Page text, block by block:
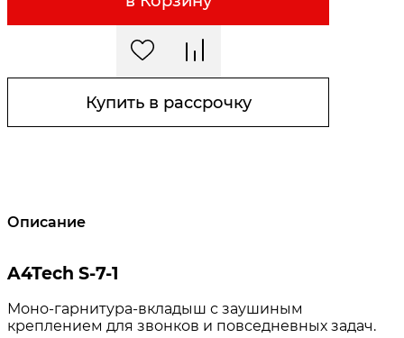
Купить в рассрочку
Описание